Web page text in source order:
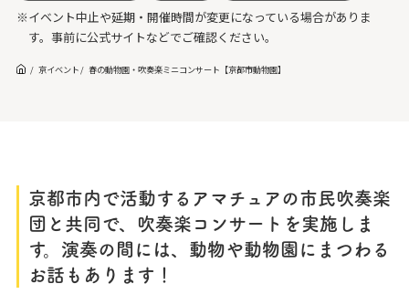
※イベント中止や延期・開催時間が変更になっている場合がありま
す。事前に公式サイトなどでご確認ください。
京イベント 春の動物園・吹奏楽ミニコンサート【京都市動物園】
京都市内で活動するアマチュアの市民吹奏楽
団と共同で、吹奏楽コンサートを実施しま
す。演奏の間には、動物や動物園にまつわる
お話もあります！